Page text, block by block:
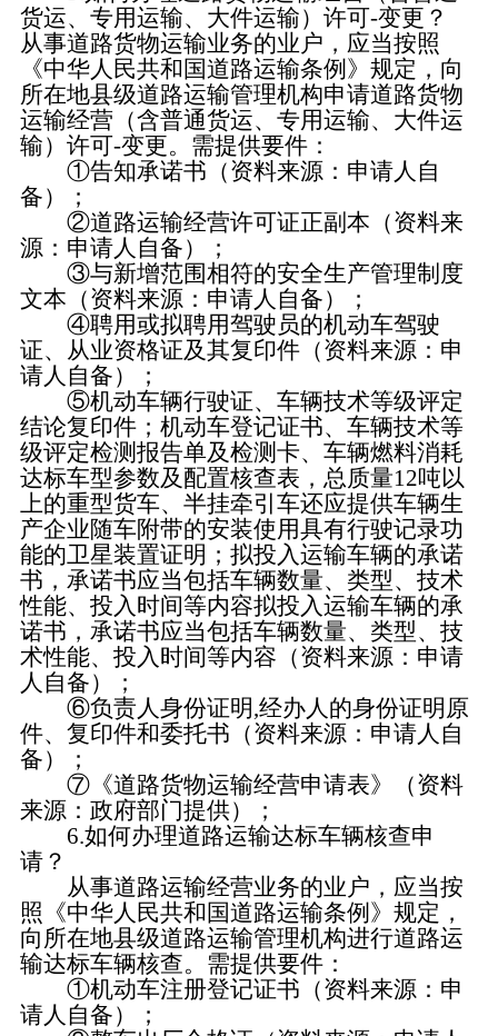
货运、专用运输、大件运输）许可-变更？
从事道路货物运输业务的业户，应当按照
《中华人民共和国道路运输条例》规定，向
所在地县级道路运输管理机构申请道路货物
运输经营（含普通货运、专用运输、大件运
输）许可-变更。需提供要件：
①告知承诺书（资料来源：申请人自
备）；
②道路运输经营许可证正副本（资料来
源：申请人自备）；
③与新增范围相符的安全生产管理制度
文本（资料来源：申请人自备）；
④聘用或拟聘用驾驶员的机动车驾驶
证、从业资格证及其复印件（资料来源：申
请人自备）；
⑤机动车辆行驶证、车辆技术等级评定
结论复印件；机动车登记证书、车辆技术等
级评定检测报告单及检测卡、车辆燃料消耗
达标车型参数及配置核查表，总质量12吨以
上的重型货车、半挂牵引车还应提供车辆生
产企业随车附带的安装使用具有行驶记录功
能的卫星装置证明；拟投入运输车辆的承诺
书，承诺书应当包括车辆数量、类型、技术
性能、投入时间等内容拟投入运输车辆的承
诺书，承诺书应当包括车辆数量、类型、技
术性能、投入时间等内容（资料来源：申请
人自备）；
⑥负责人身份证明,经办人的身份证明原
件、复印件和委托书（资料来源：申请人自
备）；
⑦《道路货物运输经营申请表》（资料
来源：政府部门提供）；
6.如何办理道路运输达标车辆核查申
请？
从事道路运输经营业务的业户，应当按
照《中华人民共和国道路运输条例》规定，
向所在地县级道路运输管理机构进行道路运
输达标车辆核查。需提供要件：
①机动车注册登记证书 （资料来源：申
请人自备）；